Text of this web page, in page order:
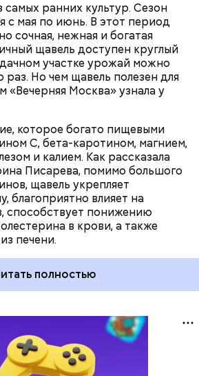
ранних культур. Сезон
с мая по июнь. В этот период
сочная, нежная и богатая
щавель доступен круглый
дачном участке урожай можно
раз. Но чем щавель полезен для
«Вечерняя Москва» узнала у
которое богато пищевыми
С, бета-каротином, магнием,
и калием. Как рассказала
Писарева, помимо большого
щавель укрепляет
благоприятно влияет на
способствует понижению
в крови, а также
печени.
полностью
РАСТЕНИЯ